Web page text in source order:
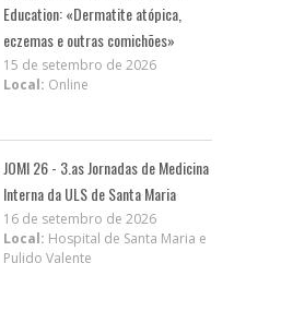
Education: «Dermatite atópica,
eczemas e outras comichões»
15 de setembro de 2026
Local: Online
JOMI 26 - 3.as Jornadas de Medicina
Interna da ULS de Santa Maria
16 de setembro de 2026
Local: Hospital de Santa Maria e
Pulido Valente